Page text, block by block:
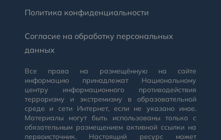
Политика конфиденциальности
Согласие на обработку персональных
данных
Все права на размещённую на сайте
информацию принадлежат Национальному
центру информационного противодействия
терроризму и экстремизму в образовательной
среде и сети Интернет, если не указано иное.
Материалы могут быть использованы только с
обязательным размещением активной ссылки на
первоисточник. Настоящий ресурс может